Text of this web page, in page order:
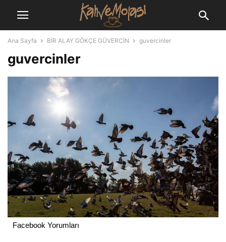
Ana Sayfa BİR ALAY GÖKÇE GÜVERCİN guvercinler
guvercinler
Facebook Yorumları